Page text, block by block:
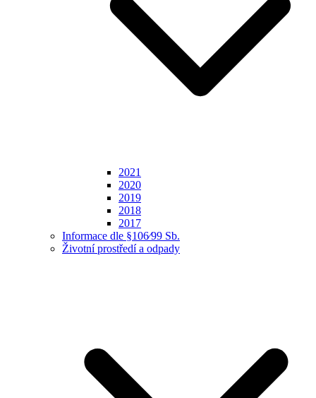
2021
2020
2019
2018
2017
Informace dle §106⁄99 Sb.
Životní prostředí a odpady